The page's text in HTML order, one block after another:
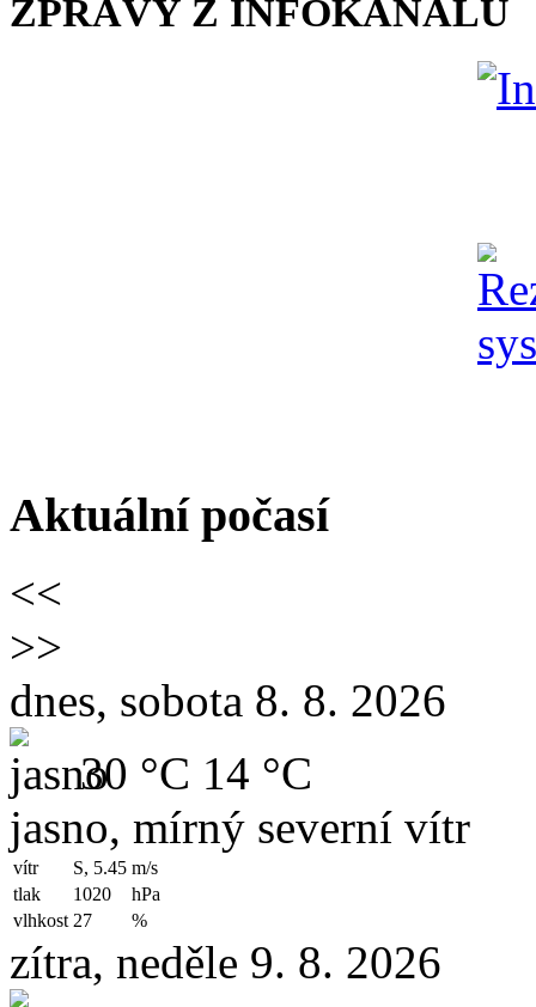
ZPRÁVY Z INFOKANÁLU
Aktuální počasí
<<
>>
dnes, sobota 8. 8. 2026
30 °C 14 °C
jasno, mírný severní vítr
vítr S, 5.45 m/s
tlak
1020
hPa
vlhkost 27 %
zítra, neděle 9. 8. 2026